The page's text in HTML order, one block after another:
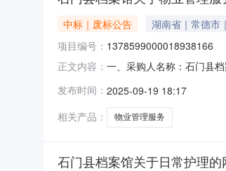
中标｜废标公告 湖南省｜常德市
项目编号： 1378599000018938166
正文内容： 一、采购人名称：石门县
系电话：传真：2、采购代
发布时间： 2025-09-19 18:17
相关产品：
物业管理服务
石门县档案馆关于日常护理